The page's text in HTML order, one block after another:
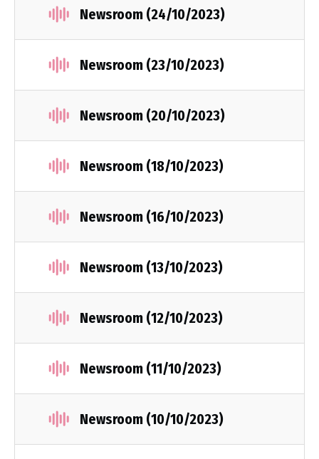
Newsroom (24/10/2023)
Newsroom (23/10/2023)
Newsroom (20/10/2023)
Newsroom (18/10/2023)
Newsroom (16/10/2023)
Newsroom (13/10/2023)
Newsroom (12/10/2023)
Newsroom (11/10/2023)
Newsroom (10/10/2023)